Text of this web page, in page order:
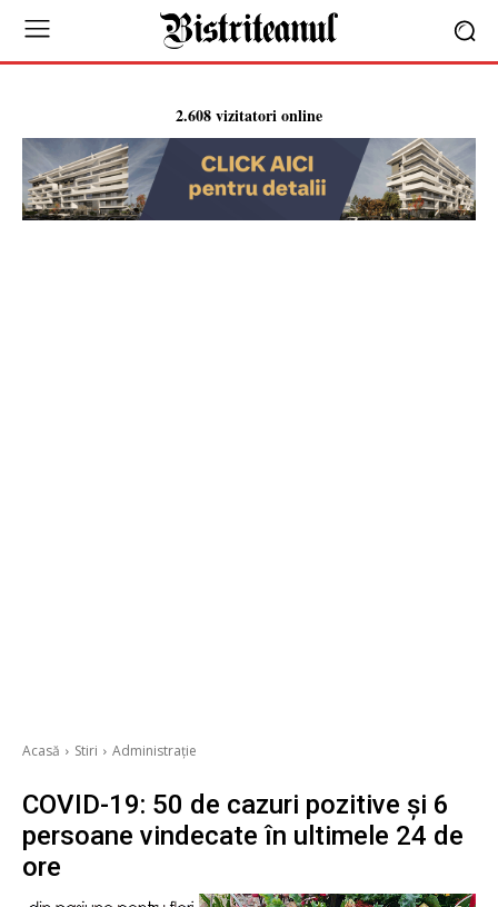
2.608 vizitatori online
Acasă Stiri Administrație
COVID-19: 50 de cazuri pozitive și 6
persoane vindecate în ultimele 24 de
ore